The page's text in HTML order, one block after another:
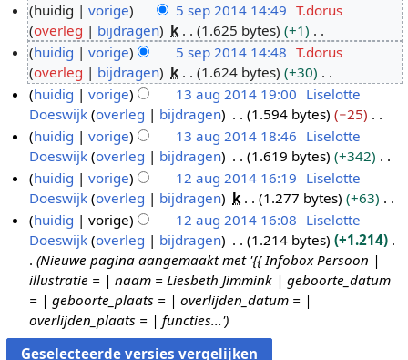
s
p
0
4
huidig vorige 5 sep 2014 14:49 T.dorus
overleg
bijdragen k 1.625 bytes
+1
G
e
e
n
b
e
w
e
k
i
n
g
s
a
huidig vorige 5 sep 2014 14:48 T.dorus
overleg
bijdragen k 1.624 bytes
+30
G
e
e
n
b
e
w
e
k
s
3
u
2
huidig vorige 13 aug 2014 19:00 Liselotte
Doeswijk overleg bijdragen 1.594 bytes
−25
G
e
e
n
b
e
w
e
k
i
n
huidig vorige 13 aug 2014 18:46 Liselotte
Doeswijk overleg bijdragen 1.619 bytes
+342
G
e
e
n
e
w
e
r
k
2
huidig vorige 12 aug 2014 16:19 Liselotte
Doeswijk overleg bijdragen k 1.277 bytes
+63
G
e
n
b
e
w
huidig vorige 12 aug 2014 16:08 Liselotte
Doeswijk overleg bijdragen 1.214 bytes
+1.214
Nieuwe pagina aangemaakt met '{{ Infobox Persoon |
illustratie = | naam = Liesbeth Jimmink | geboorte_datum
= | geboorte_plaats = | overlijden_datum = |
overlijden_plaats = | functies...'